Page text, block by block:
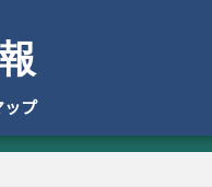
ップ